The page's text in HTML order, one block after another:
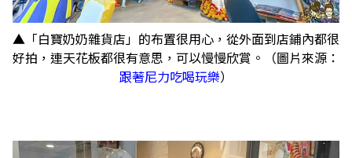
▲「白寶奶奶雜貨店」的布置很用心，從外面到店鋪內都很
好拍，連天花板都很有意思，可以慢慢欣賞。（圖片來源：
跟著尼力吃喝玩樂）